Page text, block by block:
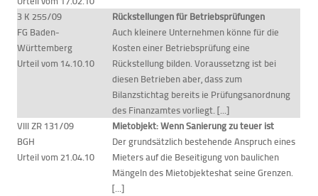
3 K 255/09
FG Baden-
Württemberg
Urteil vom 14.10.10
Rückstellungen für Betriebsprüfungen
Auch kleinere Unternehmen könne für die
Kosten einer Betriebsprüfung eine
Rückstellung bilden. Voraussetzng ist bei
diesen Betrieben aber, dass zum
Bilanzstichtag bereits ie Prüfungsanordnung
des Finanzamtes vorliegt. [...]
VIII ZR 131/09
BGH
Urteil vom 21.04.10
Mietobjekt: Wenn Sanierung zu teuer ist
Der grundsätzlich bestehende Anspruch eines
Mieters auf die Beseitigung von baulichen
Mängeln des Mietobjekteshat seine Grenzen.
[...]